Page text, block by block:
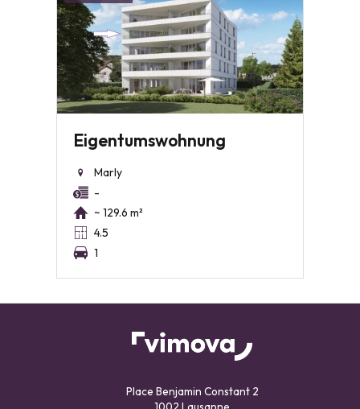
Eigentumswohnung
Marly
-
~ 129.6 m²
4.5
1
Place Benjamin Constant 2